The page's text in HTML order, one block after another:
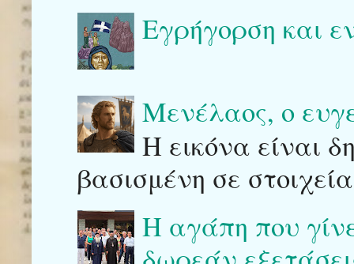
Εγρήγορση και
Μενέλαος, ο
Η εικόνα είναι
βασισμένη σε
Η αγάπη που